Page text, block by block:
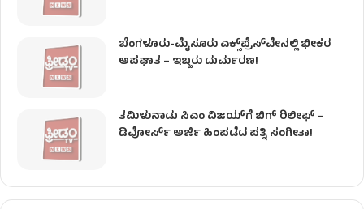
ಬೆಂಗಳೂರು-ಮೈಸೂರು ಎಕ್ಸ್‌ಪ್ರೆಸ್‌ವೇನಲ್ಲಿ ಭೀಕರ
ಅಪಘಾತ – ಇಬ್ಬರು ದುರ್ಮರಣ!
ತಮಿಳುನಾಡು ಸಿಎಂ ವಿಜಯ್‌ಗೆ ಬಿಗ್ ರಿಲೀಫ್ –
ಡಿವೋರ್ಸ್ ಅರ್ಜಿ ಹಿಂಪಡೆದ ಪತ್ನಿ ಸಂಗೀತಾ!